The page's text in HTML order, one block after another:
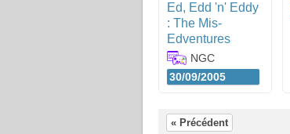
Ed, Edd 'n' Eddy
: The Mis-
Edventures
NGC
30/09/2005
« Précédent